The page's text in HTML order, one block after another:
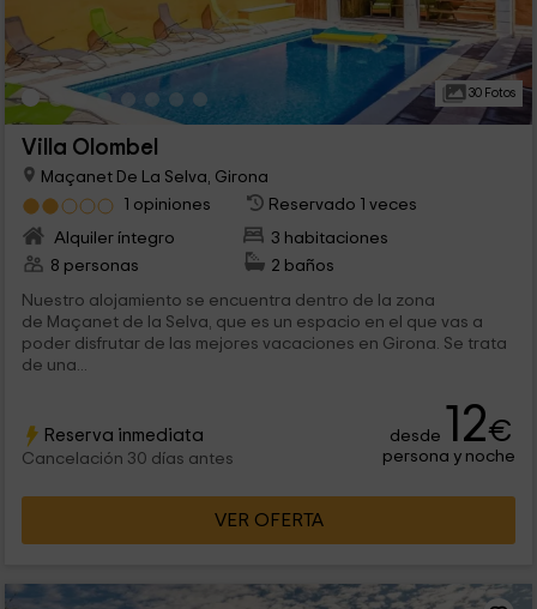
30 Fotos
Villa Olombel
Maçanet De La Selva, Girona
1 opiniones
Reservado 1 veces
Alquiler íntegro
3 habitaciones
8 personas
2 baños
Nuestro alojamiento se encuentra dentro de la zona
de Maçanet de la Selva, que es un espacio en el que vas a
poder disfrutar de las mejores vacaciones en Girona. Se trata
de una...
Reserva inmediata
Cancelación 30 días antes
desde 12€
persona y noche
VER OFERTA